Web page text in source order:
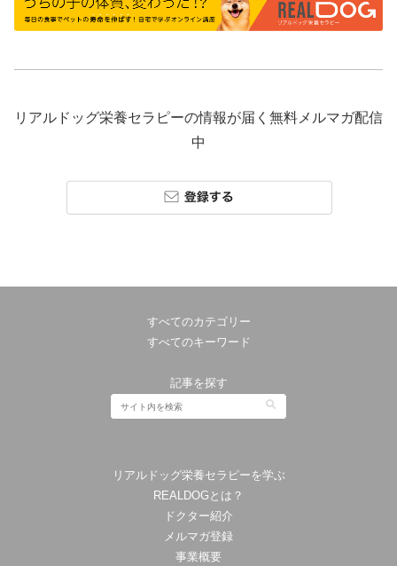
リアルドッグ栄養セラピーの情報が届く無料メルマガ配信
中
すべてのカテゴリー
すべてのキーワード
記事を探す
リアルドッグ栄養セラピーを学ぶ
REALDOGとは？
ドクター紹介
メルマガ登録
事業概要